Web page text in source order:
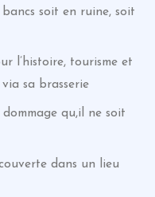
soit en ruine, soit
l’histoire, tourisme et
sa brasserie
qu,il ne soit
dans un lieu